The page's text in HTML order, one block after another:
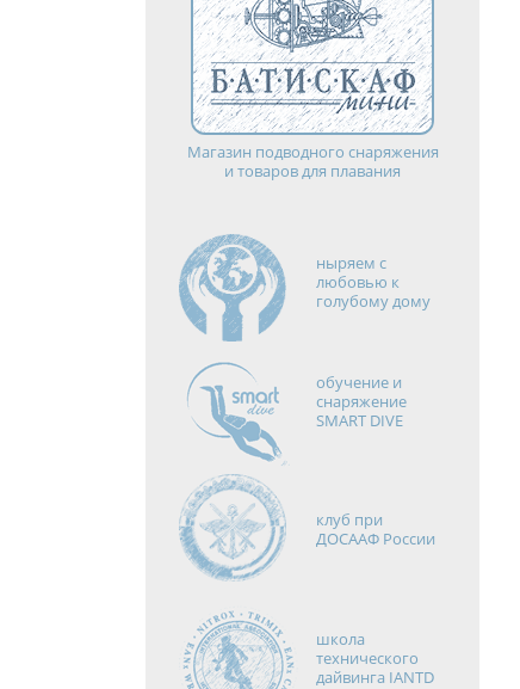
Магазин подводного снаряжения
и товаров для плавания
ныряем с
любовью к
голубому дому
обучение и
снаряжение
SMART DIVE
клуб при
ДОСААФ России
школа
технического
дайвинга IANTD